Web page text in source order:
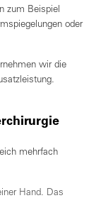
zum Beispiel
oder
wir die
mehrfach
Hand. Das